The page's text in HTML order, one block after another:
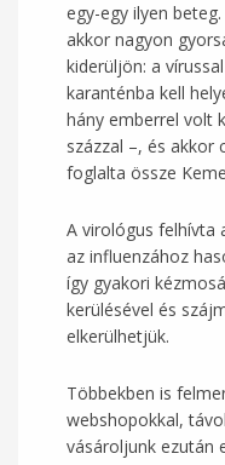
egy-egy ilyen
akkor nagyon
kiderüljön: a
karanténba kell
hány emberrel volt
százzal –, és akkor
foglalta össze
A virológus felhívta
az influenzához
így gyakori
kerülésével és
elkerülhetjük.
Többekben is
webshopokkal,
vásároljunk ezután